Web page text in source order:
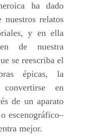
ha dado
nuestros relatos
y en ella
de nuestra
se reescriba el
épicas, la
en
de un aparato
escenográfico–
mejor.